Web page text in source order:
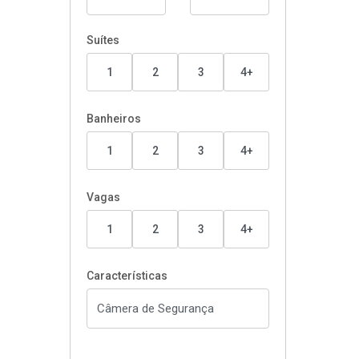
Suítes
1 2 3 4+
Banheiros
1 2 3 4+
Vagas
1 2 3 4+
Características